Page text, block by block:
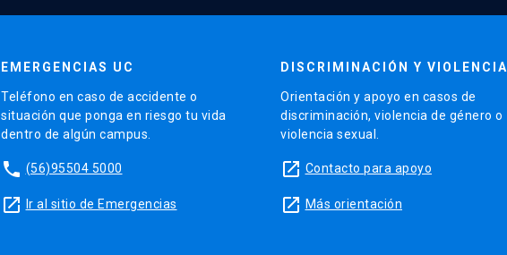
EMERGENCIAS UC
Teléfono en caso de accidente o
situación que ponga en riesgo tu vida
dentro de algún campus.
phone (56)95504 5000
launch Ir al sitio de Emergencias
DISCRIMINACIÓN Y VIOLENCIA
Orientación y apoyo en casos de
discriminación, violencia de género o
violencia sexual.
launch Contacto para apoyo
launch Más orientación